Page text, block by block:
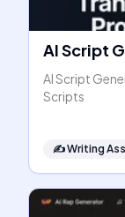
AI Script
AI Script
Scripts
✍️Writing